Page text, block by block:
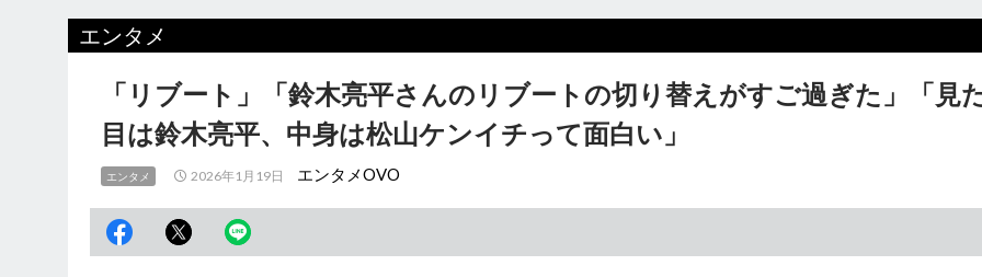
エンタメ
「リブート」「鈴木亮平さんのリブートの切り替えがすご過ぎた」「見
目は鈴木亮平、中身は松山ケンイチって面白い」
エンタメ 2026年1月19日 エンタメOVO